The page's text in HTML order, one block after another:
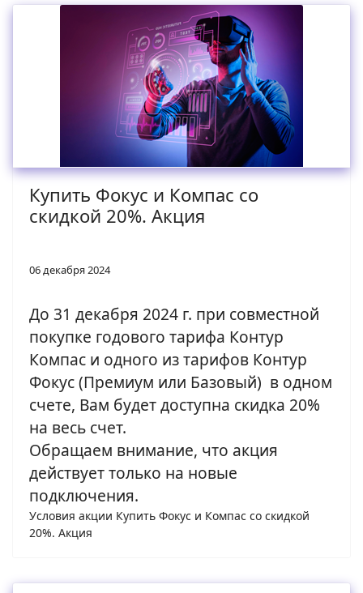
Купить Фокус и Компас со
скидкой 20%. Акция
06 декабря 2024
До 31 декабря 2024 г. при совместной
покупке годового тарифа Контур
Компас и одного из тарифов Контур
Фокус (Премиум или Базовый) в одном
счете, Вам будет доступна скидка 20%
на весь счет.
Обращаем внимание, что акция
действует только на новые
подключения.
Условия акции Купить Фокус и Компас со скидкой
20%. Акция